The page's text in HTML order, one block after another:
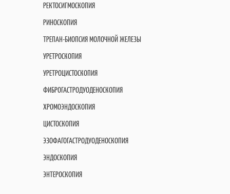
РЕКТОСИГМОСКОПИЯ
РИНОСКОПИЯ
ТРЕПАН-БИОПСИЯ МОЛОЧНОЙ ЖЕЛЕЗЫ
УРЕТРОСКОПИЯ
УРЕТРОЦИСТОСКОПИЯ
ФИБРОГАСТРОДУОДЕНОСКОПИЯ
ХРОМОЭНДОСКОПИЯ
ЦИСТОСКОПИЯ
ЭЗОФАГОГАСТРОДУОДЕНОСКОПИЯ
ЭНДОСКОПИЯ
ЭНТЕРОСКОПИЯ